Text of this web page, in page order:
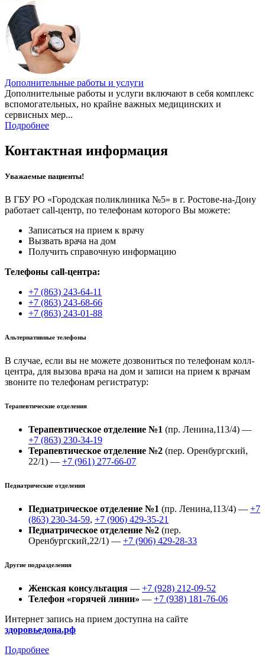
Дополнительные работы и услуги
Дополнительные работы и услуги включают в себя комплекс
вспомогательных, но крайне важных медицинских и
сервисных мер...
Подробнее
Контактная информация
Уважаемые пациенты!
В ГБУ РО «Городская поликлиника №5» в г. Ростове-на-Дону
работает call-центр, по телефонам которого Вы можете:
Записаться на прием к врачу
Вызвать врача на дом
Получить справочную информацию
Телефоны call-центра:
+7 (863) 243-64-11
+7 (863) 243-68-66
+7 (863) 243-01-88
Альтернативные телефоны
В случае, если вы не можете дозвониться по телефонам колл-
центра, для вызова врача на дом и записи на прием к врачам
звоните по телефонам регистратур:
Терапевтические отделения
Терапевтическое отделение №1 (пр. Ленина,113/4) —
+7 (863) 230-34-19
Терапевтическое отделение №2 (пер. Оренбургский,
22/1) — +7 (961) 277-66-07
Педиатрические отделения
Педиатрическое отделение №1 (пр. Ленина,113/4) — +7
(863) 230-34-59, +7 (906) 429-35-21
Педиатрическое отделение №2 (пер.
Оренбургский,22/1) — +7 (906) 429-28-33
Другие подразделения
Женская консультация — +7 (928) 212-09-52
Телефон «горячей линии» — +7 (938) 181-76-06
Интернет запись на прием доступна на сайте
здоровьедона.рф
Подробнее